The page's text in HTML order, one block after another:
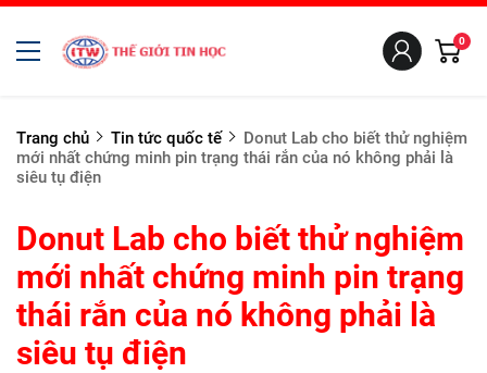
0
Trang chủ Tin tức quốc tế
Donut Lab cho biết thử nghiệm
mới nhất chứng minh pin trạng thái rắn của nó không phải là
siêu tụ điện
Donut Lab cho biết thử nghiệm
mới nhất chứng minh pin trạng
thái rắn của nó không phải là
siêu tụ điện